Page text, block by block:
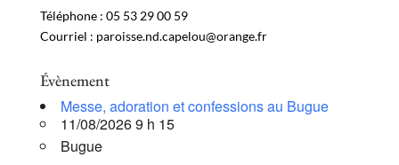
Téléphone : 05 53 29 00 59
Courriel : paroisse.nd.capelou@orange.fr
Évènement
Messe, adoration et confessions au Bugue
11/08/2026 9 h 15
Bugue